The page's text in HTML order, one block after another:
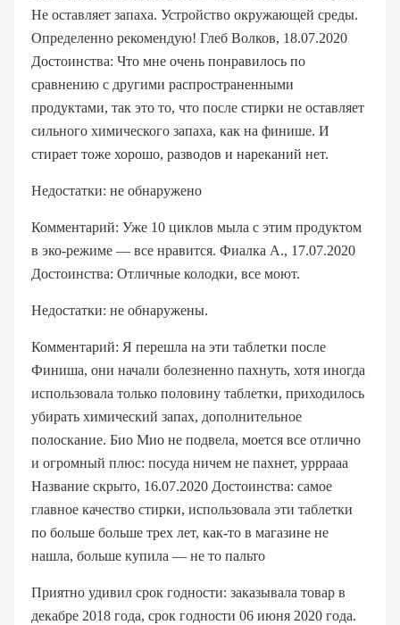
Не оставляет запаха. Устройство окружающей среды.
Определенно рекомендую! Глеб Волков, 18.07.2020
Достоинства: Что мне очень понравилось по
сравнению с другими распространенными
продуктами, так это то, что после стирки не оставляет
сильного химического запаха, как на финише. И
стирает тоже хорошо, разводов и нареканий нет.
Недостатки: не обнаружено
Комментарий: Уже 10 циклов мыла с этим продуктом
в эко-режиме — все нравится. Фиалка А., 17.07.2020
Достоинства: Отличные колодки, все моют.
Недостатки: не обнаружены.
Комментарий: Я перешла на эти таблетки после
Финиша, они начали болезненно пахнуть, хотя иногда
использовала только половину таблетки, приходилось
убирать химический запах, дополнительное
полоскание. Био Мио не подвела, моется все отлично
и огромный плюс: посуда ничем не пахнет, урррааа
Название скрыто, 16.07.2020 Достоинства: самое
главное качество стирки, использовала эти таблетки
по больше больше трех лет, как-то в магазине не
нашла, больше купила — не то пальто
Приятно удивил срок годности: заказывала товар в
декабре 2018 года, срок годности 06 июня 2020 года.